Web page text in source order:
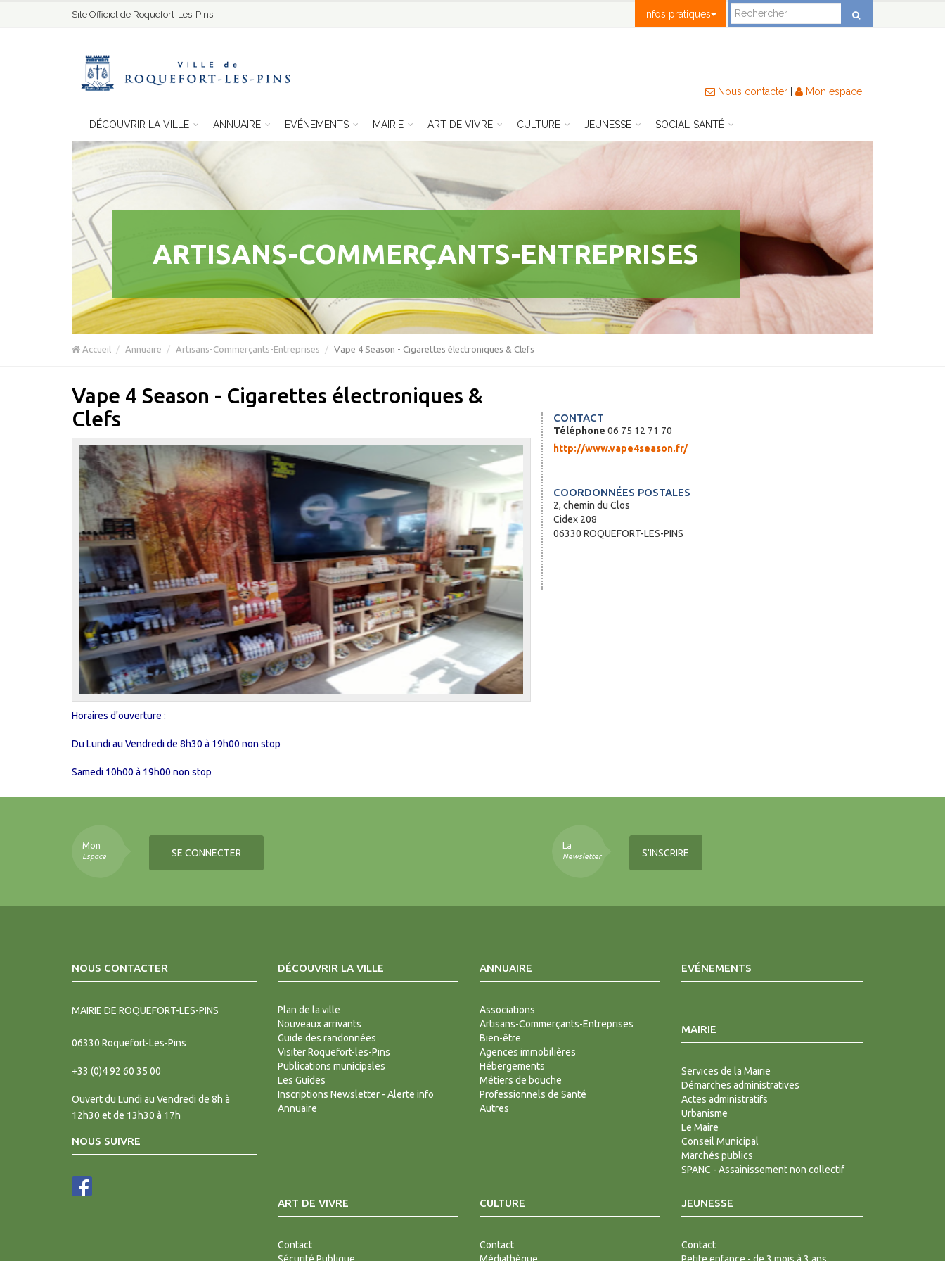
Site Officiel de Roquefort-Les-Pins Infos pratiques
Nous contacter Mon espace
DÉCOUVRIR LA VILLE ANNUAIRE EVÉNEMENTS MAIRIE ART DE VIVRE CULTURE JEUNESSE SOCIAL-SANTÉ
ARTISANS-COMMERÇANTS-ENTREPRISES
Accueil Annuaire Artisans-Commerçants-Entreprises Vape 4 Season - Cigarettes électroniques & Clefs
Vape 4 Season - Cigarettes électroniques &
Clefs
Horaires d'ouverture :
Du Lundi au Vendredi de 8h30 à 19h00 non stop
Samedi 10h00 à 19h00 non stop
CONTACT
Téléphone 06 75 12 71 70
http://www.vape4season.fr/
COORDONNÉES POSTALES
2, chemin du Clos
Cidex 208
06330 ROQUEFORT-LES-PINS
Mon
Espace SE CONNECTER
La
Newsletter
NOUS CONTACTER
MAIRIE DE ROQUEFORT-LES-PINS
06330 Roquefort-Les-Pins
+33 (0)4 92 60 35 00
Ouvert du Lundi au Vendredi de 8h à
12h30 et de 13h30 à 17h
NOUS SUIVRE
DÉCOUVRIR LA VILLE
Plan de la ville
Nouveaux arrivants
Guide des randonnées
Visiter Roquefort-les-Pins
Publications municipales
Les Guides
Inscriptions Newsletter - Alerte info
Annuaire
ANNUAIRE
Associations
Artisans-Commerçants-Entreprises
Bien-être
Agences immobilières
Hébergements
Métiers de bouche
Professionnels de Santé
Autres
EVÉNEMENTS
MAIRIE
Services de la Mairie
Démarches administratives
Actes administratifs
Urbanisme
Le Maire
Conseil Municipal
Marchés publics
SPANC - Assainissement non collectif
ART DE VIVRE
Contact
CULTURE
Contact
JEUNESSE
Contact